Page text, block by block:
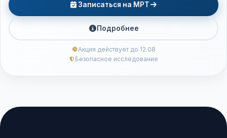
Записаться на МРТ
Подробнее
Акция действует до 12.08
Безопасное исследование